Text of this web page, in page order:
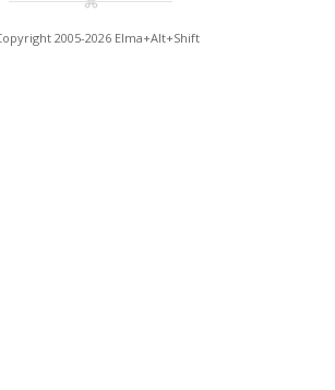
2005-2026 Elma+Alt+Shift